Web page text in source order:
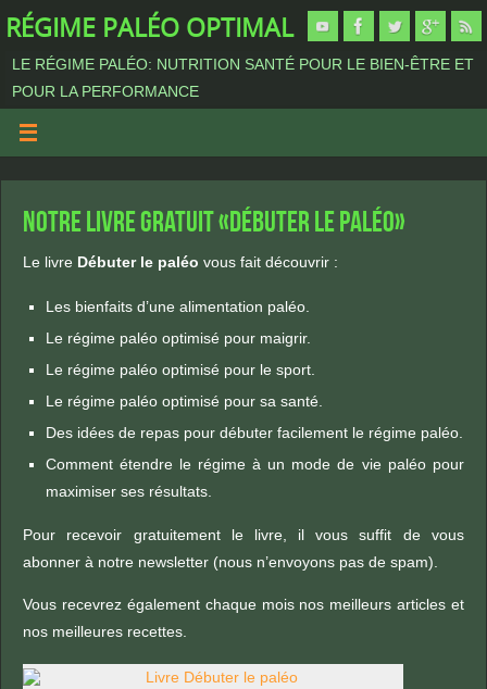
RÉGIME PALÉO OPTIMAL
LE RÉGIME PALÉO: NUTRITION SANTÉ POUR LE BIEN-ÊTRE ET
POUR LA PERFORMANCE
Notre livre gratuit «Débuter le paléo»
Le livre Débuter le paléo vous fait découvrir :
Les bienfaits d’une alimentation paléo.
Le régime paléo optimisé pour maigrir.
Le régime paléo optimisé pour le sport.
Le régime paléo optimisé pour sa santé.
Des idées de repas pour débuter facilement le régime paléo.
Comment étendre le régime à un mode de vie paléo pour
maximiser ses résultats.
Pour recevoir gratuitement le livre, il vous suffit de vous
abonner à notre newsletter (nous n’envoyons pas de spam).
Vous recevrez également chaque mois nos meilleurs articles et
nos meilleures recettes.